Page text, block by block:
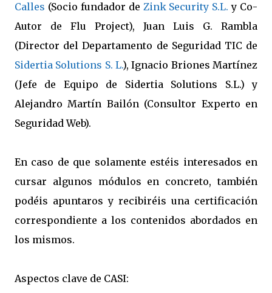
Calles (Socio fundador de Zink Security S.L. y Co-
Autor de Flu Project), Juan Luis G. Rambla
(Director del Departamento de Seguridad TIC de
Sidertia Solutions S. L.), Ignacio Briones Martínez
(Jefe de Equipo de Sidertia Solutions S.L.) y
Alejandro Martín Bailón (Consultor Experto en
Seguridad Web).
En caso de que solamente estéis interesados en
cursar algunos módulos en concreto, también
podéis apuntaros y recibiréis una certificación
correspondiente a los contenidos abordados en
los mismos.
Aspectos clave de CASI: